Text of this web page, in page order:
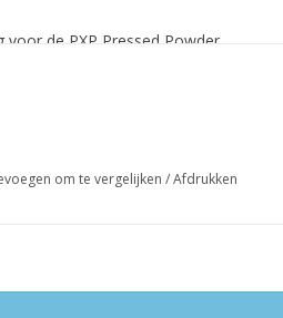
voor de PXP Pressed Powder
make-up of een lichte kleur
kabuki borstel of lollypop
om te vergelijken /Afdrukken